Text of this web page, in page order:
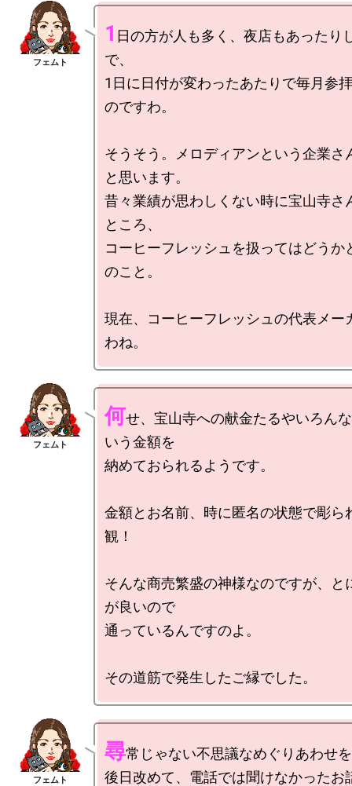
1 日の方が人も多く、夜店もあったり
で、
1日に日付が変わったあたりで毎月参
のですわ。
そうそう。メロディアンという企業さ
と思います。
昔々業績が思わしくない時に宝山寺さ
ところ、
コーヒーフレッシュを扱ってはどうか
のこと。
現在、コーヒーフレッシュの代表メー
何せ、宝山寺への献金たるやいろん
いう金額を
納めておられるようです。
金額とお名前、時に匿名の状態で彫ら
観！
そんな商売繁盛の神様なのですが、と
が良いので
通っているんですのよ。
尋常じゃない不思議なめぐりあわせ
後日改めて、電話では聞けなかったお